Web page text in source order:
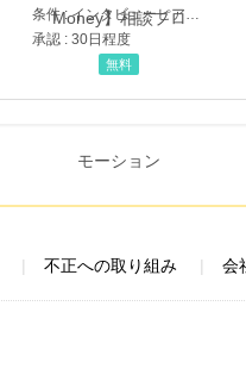
条件 : インタビューヒアリング完了
承認 : 30日程度
無料
不正への取り組み 会